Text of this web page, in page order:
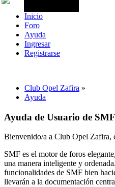
Inicio
Foro
Ayuda
Ingresar
Registrarse
Club Opel Zafira »
Ayuda
Ayuda de Usuario de SMF
Bienvenido/a a Club Opel Zafira,
SMF es el motor de foros
una manera inteligente y
funcionalidades de SMF bien
llevarán a la documentación